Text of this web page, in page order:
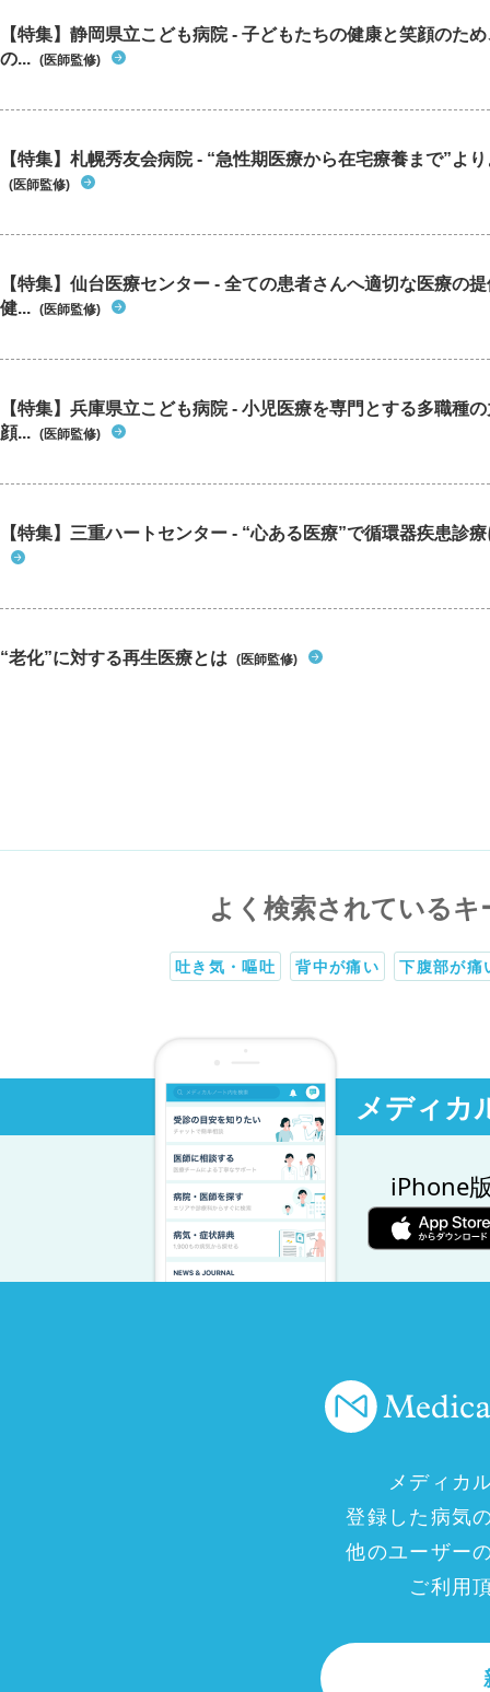
【特集】静岡県立こども病院 - 子どもたちの健康と笑顔のた
の... (医師監修)
【特集】札幌秀友会病院 - “急性期医療から在宅療養まで”よ
(医師監修)
【特集】仙台医療センター - 全ての患者さんへ適切な医療の
健... (医師監修)
【特集】兵庫県立こども病院 - 小児医療を専門とする多職種
顔... (医師監修)
【特集】三重ハートセンター - “心ある医療”で循環器疾患診
“老化”に対する再生医療とは (医師監修)
よく検索されているキ
吐き気・嘔吐 背中が痛い 下腹部が痛
メディカ
iPhone
メディカ
登録した病気
他のユーザー
ご利用